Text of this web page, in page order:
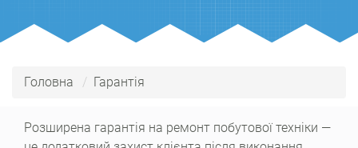
Головна Гарантія
Розширена гарантія на ремонт побутової техніки —